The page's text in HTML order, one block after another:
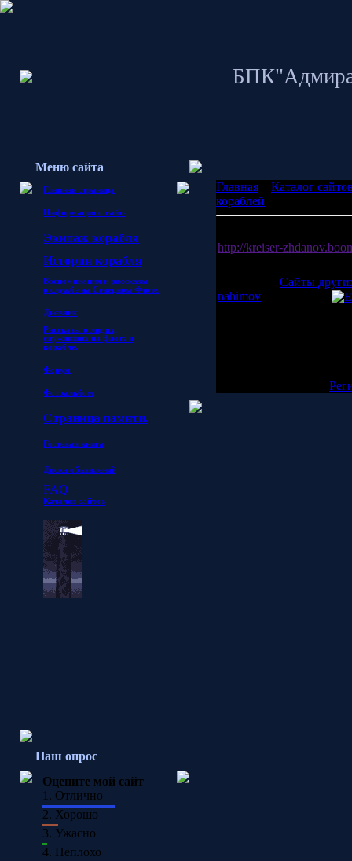
Меню сайта
Главная страница
Информация о сайте
Экипаж корабля
История корабля
Воспоминания и рассказы
о службе на Северном Флоте.
Дневник
Рассказы о людях,
служивших на флоте и
корабле.
Форум
Фотоальбом
Страница памяти.
Гостевая книга
Доска объявлений
FAQ
Каталог сайтов
Наш опрос
Оцените мой сайт
1. Отлично
2. Хорошо
3. Ужасно
4. Неплохо
Главная
Каталог
кораблей
http://kreiser-
Сайты
nahimov